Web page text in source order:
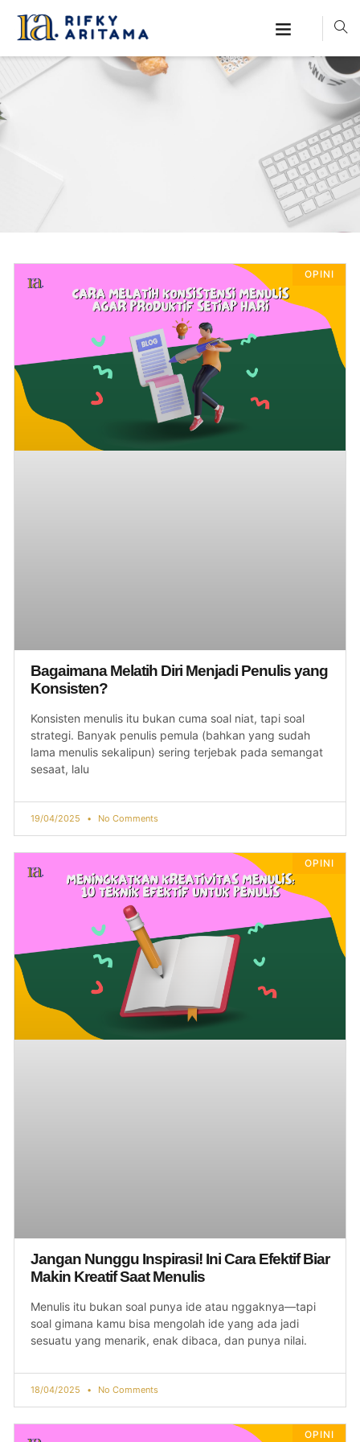
OPINI
Bagaimana Melatih Diri Menjadi Penulis yang
Konsisten?
Konsisten menulis itu bukan cuma soal niat, tapi soal
strategi. Banyak penulis pemula (bahkan yang sudah
lama menulis sekalipun) sering terjebak pada semangat
sesaat, lalu
19/04/2025 No Comments
OPINI
Jangan Nunggu Inspirasi! Ini Cara Efektif Biar
Makin Kreatif Saat Menulis
Menulis itu bukan soal punya ide atau nggaknya—tapi
soal gimana kamu bisa mengolah ide yang ada jadi
sesuatu yang menarik, enak dibaca, dan punya nilai.
18/04/2025 No Comments
OPINI